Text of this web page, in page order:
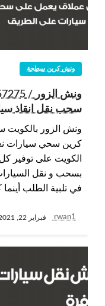
ونش كرين سطحة
سحب نقل انقاذ
ونش الزور بالكويت
كرين سحي سيارات
الكويت على توفير
بسحب و نقل
في تلبية الطلب
rwan1 فبراير 22, 2021